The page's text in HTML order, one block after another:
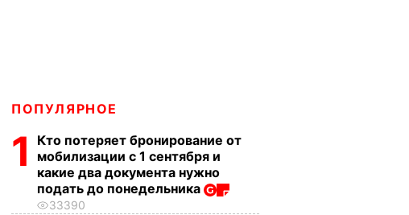
ПОПУЛЯРНОЕ
1
Кто потеряет бронирование от
мобилизации с 1 сентября и
какие два документа нужно
подать до понедельника
33390